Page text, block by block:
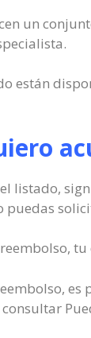
un
están
listado,
puedas